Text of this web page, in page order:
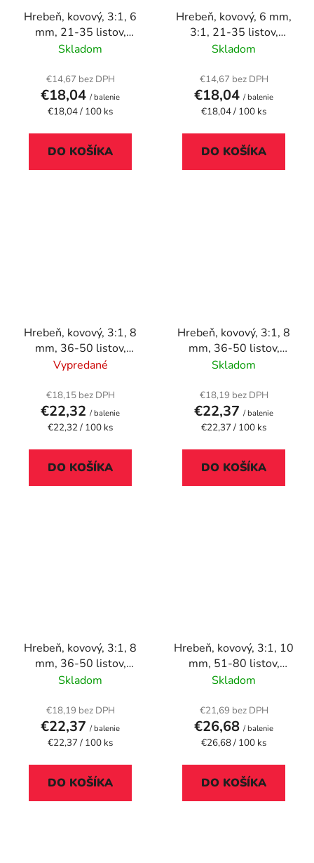
Hrebeň, kovový, 3:1, 6
mm, 21-35 listov,
FELLOWES, čierny
Skladom
€14,67 bez DPH
€18,04 / balenie
Jednotková
€18,04 / 100 ks
DO KOŠÍKA
Hrebeň, kovový, 6 mm,
3:1, 21-35 listov,
FELLOWES, biely
Skladom
€14,67 bez DPH
€18,04 / balenie
Jednotková
€18,04 / 100 ks
DO KOŠÍKA
Hrebeň, kovový, 3:1, 8
mm, 36-50 listov,
FELLOWES, strieborný
Vypredané
€18,15 bez DPH
€22,32 / balenie
Jednotková
€22,32 / 100 ks
DO KOŠÍKA
Hrebeň, kovový, 3:1, 8
mm, 36-50 listov,
FELLOWES, biely
Skladom
€18,19 bez DPH
€22,37 / balenie
Jednotková
€22,37 / 100 ks
DO KOŠÍKA
Hrebeň, kovový, 3:1, 8
mm, 36-50 listov,
FELLOWES, čierny
Skladom
€18,19 bez DPH
€22,37 / balenie
Jednotková
€22,37 / 100 ks
DO KOŠÍKA
Hrebeň, kovový, 3:1, 10
mm, 51-80 listov,
FELLOWES, biely
Skladom
€21,69 bez DPH
€26,68 / balenie
Jednotková
€26,68 / 100 ks
DO KOŠÍKA